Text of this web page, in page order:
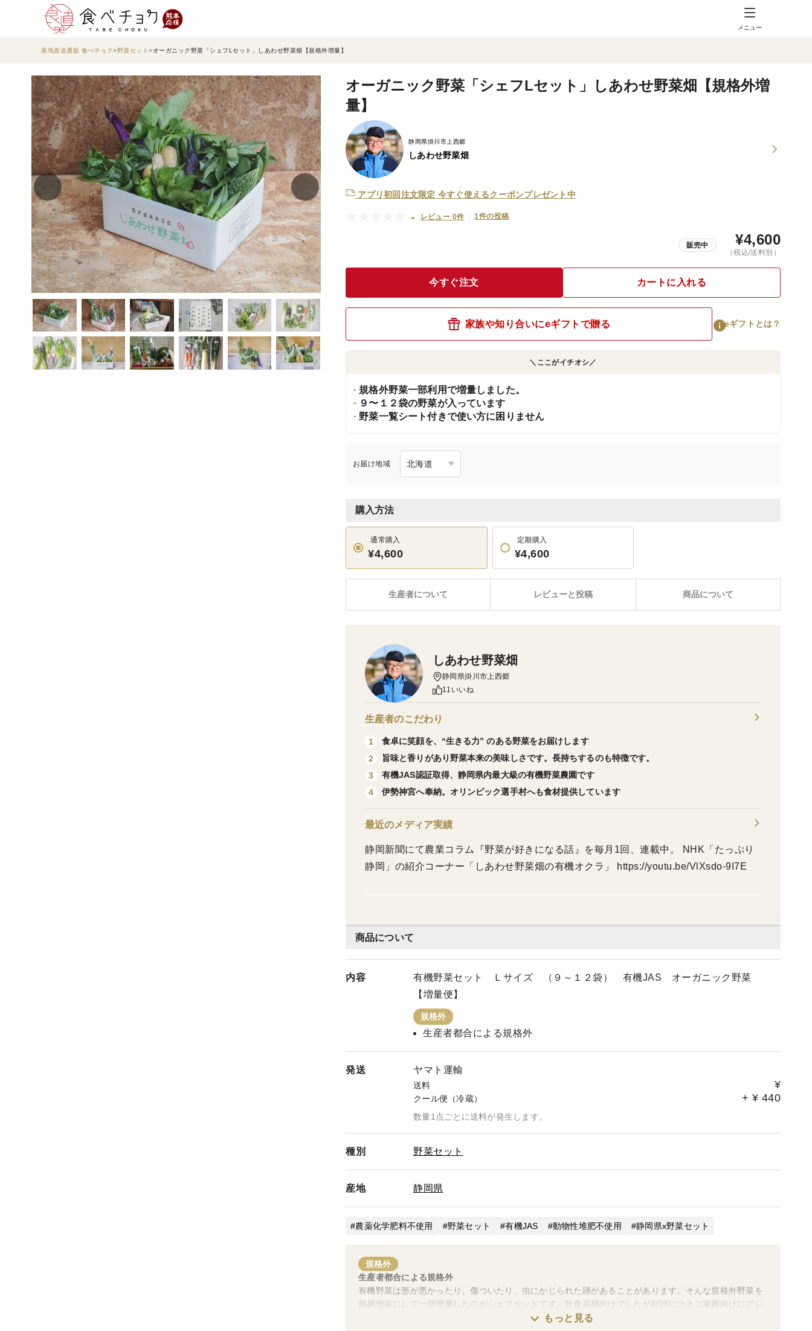
メニュー
産地直送通販 食べチョク 野菜セット オーガニック野菜「シェフLセット」しあわせ野菜畑【規格外増量】
オーガニック野菜「シェフLセット」しあわせ野菜畑【規格外増
量】
静岡県掛川市上西郷
しあわせ野菜畑
アプリ初回注文限定 今すぐ使えるクーポンプレゼント中
- レビュー 0件 1件の投稿
販売中 ¥4,600
（税込/送料別）
今すぐ注文 カートに入れる
家族や知り合いにeギフトで贈る eギフトとは？
＼ここがイチオシ／
規格外野菜一部利用で増量しました。
９〜１２袋の野菜が入っています
野菜一覧シート付きで使い方に困りません
お届け地域
購入方法
通常購入
¥4,600
定期購入
¥4,600
レビューと投稿 商品について
生産者について
商品について
内容
有機野菜セット Ｌサイズ （９～１２袋） 有機JAS オーガニック野菜
【増量便】
規格外
生産者都合による規格外
発送 ヤマト運輸
送料 ¥
クール便（冷蔵） + ¥ 440
数量1点ごとに送料が発生します。
種別 野菜セット
産地 静岡県
農薬化学肥料不使用 野菜セット 有機JAS 動物性堆肥不使用 静岡県x野菜セット
規格外
生産者都合による規格外
有機野菜は形が悪かったり、傷ついたり、虫にかじられた跡があることがあります。そんな規格外野菜を
簡易包装にして一部増量したのがシェフセットです。飲食店様向けでしたが好評につきご家庭向けにアレ
もっと見る
しあわせ野菜畑
静岡県掛川市上西郷
11いいね
生産者のこだわり
1
食卓に笑顔を、“生きる力” のある野菜をお届けします
2
旨味と香りがあり野菜本来の美味しさです。長持ちするのも特徴です。
3
有機JAS認証取得、静岡県内最大級の有機野菜農園です
4
伊勢神宮へ奉納。オリンピック選手村へも食材提供しています
最近のメディア実績
静岡新聞にて農業コラム『野菜が好きになる話』を毎月1回、連載中。 NHK「たっぷり
静岡」の紹介コーナー「しあわせ野菜畑の有機オクラ」 https://youtu.be/VlXsdo-9I7E